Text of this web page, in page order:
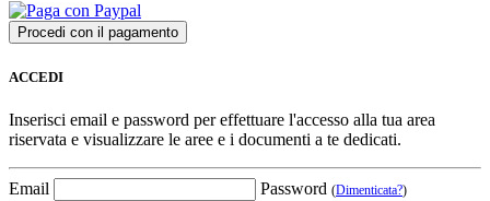
ACCEDI
Inserisci email e password per effettuare l'accesso alla tua area
riservata e visualizzare le aree e i documenti a te dedicati.
Email Password (Dimenticata?)